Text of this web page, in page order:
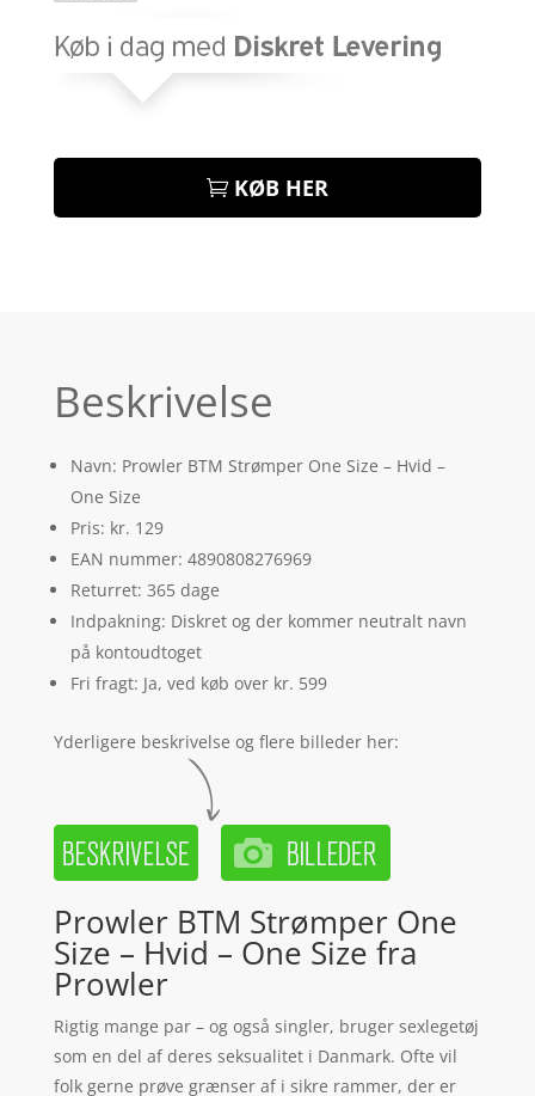
KØB HER
Beskrivelse
Navn: Prowler BTM Strømper One Size – Hvid –
One Size
Pris: kr. 129
EAN nummer: 4890808276969
Returret: 365 dage
Indpakning: Diskret og der kommer neutralt navn
på kontoudtoget
Fri fragt: Ja, ved køb over kr. 599
Yderligere beskrivelse og flere billeder her:
Prowler BTM Strømper One
Size – Hvid – One Size fra
Prowler
Rigtig mange par – og også singler, bruger sexlegetøj
som en del af deres seksualitet i Danmark. Ofte vil
folk gerne prøve grænser af i sikre rammer, der er